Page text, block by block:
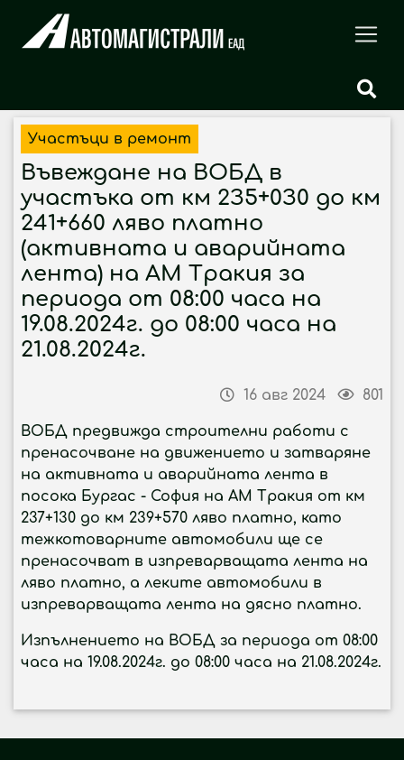
Участъци в ремонт
Въвеждане на ВОБД в
участъка от км 2З5+0З0 до км
241+660 ляво платно
(активната и аварийната
лента) на АМ Тракия за
периода от 08:00 часа на
19.08.2024г. до 08:00 часа на
21.08.2024г.
16 авг 2024 801
ВОБД предвижда строителни работи с
пренасочване на движението и затваряне
на активната и аварийната лента в
посока Бургас - София на АМ Тракия от км
237+130 до км 239+570 ляво платно, като
тежкотоварните автомобили ще се
пренасочват в изпреварващата лента на
ляво платно, а леките автомобили в
изпреварващата лента на дясно платно.
Изпълнението на ВОБД за периода от 08:00
часа на 19.08.2024г. до 08:00 часа на 21.08.2024г.